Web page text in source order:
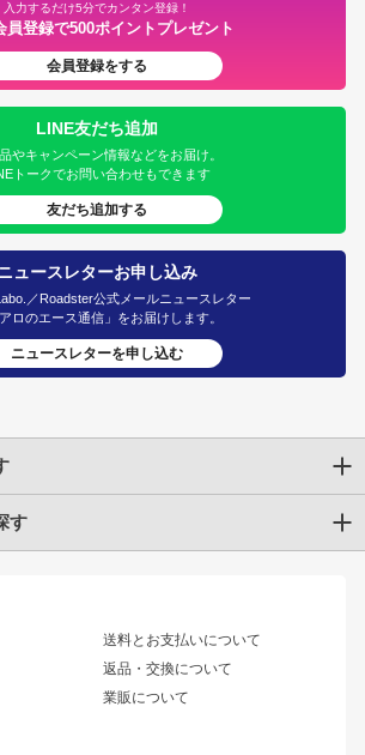
入力するだけ5分でカンタン登録！
員登録で500ポイントプレゼント
会員登録をする
LINE友だち追加
やキャンペーン情報などをお届け。
トークでお問い合わせもできます
友だち追加する
ュースレターお申し込み
／Roadster公式メールニュースレター
アロのエース通信」をお届けします。
ニュースレターを申し込む
送料とお支払いについて
返品・交換について
業販について
アリスト
ソアラ
アルテッツァ
す
レーシングライン
アタックライン
ストリームライン